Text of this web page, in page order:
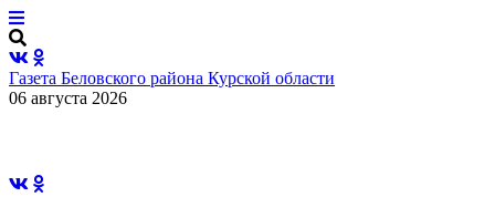
Газета Беловского района Курской области
06 августа 2026